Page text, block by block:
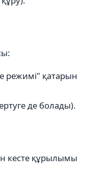
режимі" қатарын
де болады).
кесте құрылымы